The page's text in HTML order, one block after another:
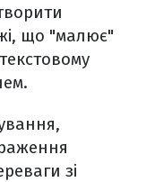
що "малює"
зі